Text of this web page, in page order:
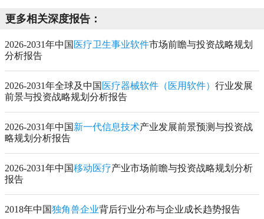
更多相关深度报告：
2026-2031年中国 医疗卫生事业软件市场前瞻与投资战略规划
分析报告
2026-2031年全球及中国 医疗器械软件（医用软件） 行业发展
前景与投资战略规划分析报告
2026-2031年中国 新一代信息技术产业发展前景预测与投资战
略规划分析报告
2026-2031年中国移动医疗产业市场前瞻与投资战略规划分析
报告
2018年中国独角兽企业背后行业分布与企业成长趋势报告